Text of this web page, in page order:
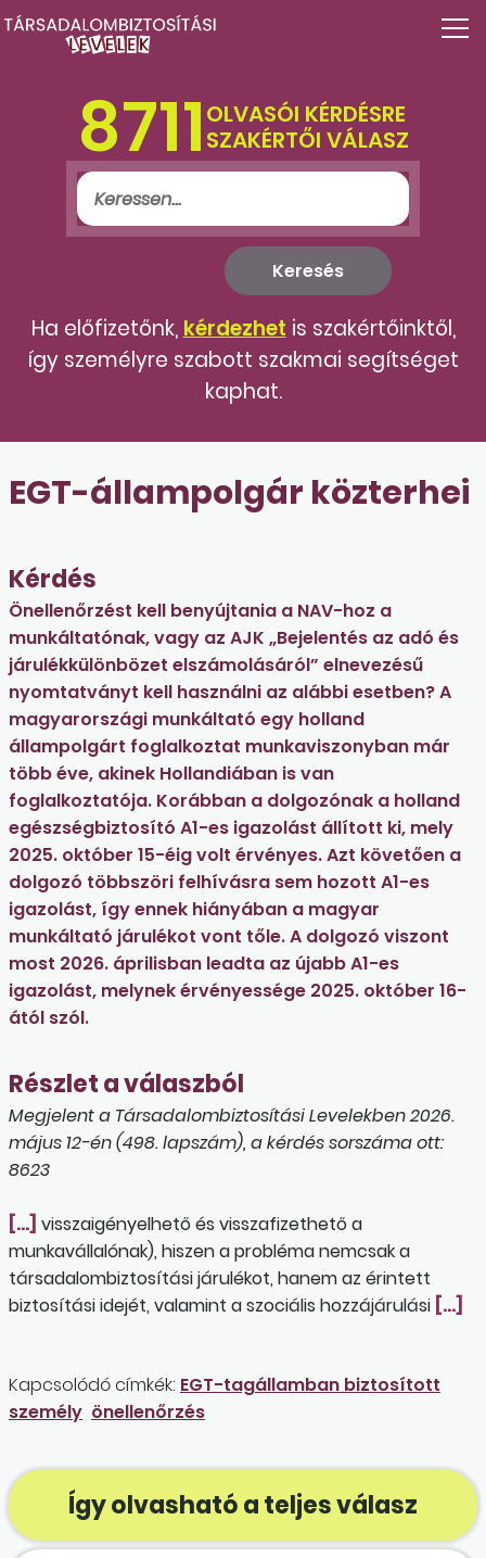
8711 OLVASÓI KÉRDÉSRE
SZAKÉRTŐI VÁLASZ
Ha előfizetőnk, kérdezhet is szakértőinktől,
így személyre szabott szakmai segítséget
kaphat.
EGT-állampolgár közterhei
Kérdés
Önellenőrzést kell benyújtania a NAV-hoz a
munkáltatónak, vagy az AJK „Bejelentés az adó és
járulékkülönbözet elszámolásáról” elnevezésű
nyomtatványt kell használni az alábbi esetben? A
magyarországi munkáltató egy holland
állampolgárt foglalkoztat munkaviszonyban már
több éve, akinek Hollandiában is van
foglalkoztatója. Korábban a dolgozónak a holland
egészségbiztosító A1-es igazolást állított ki, mely
2025. október 15-éig volt érvényes. Azt követően a
dolgozó többszöri felhívásra sem hozott A1-es
igazolást, így ennek hiányában a magyar
munkáltató járulékot vont tőle. A dolgozó viszont
most 2026. áprilisban leadta az újabb A1-es
igazolást, melynek érvényessége 2025. október 16-
ától szól.
Részlet a válaszból
Megjelent a Társadalombiztosítási Levelekben 2026.
május 12-én (498. lapszám), a kérdés sorszáma ott:
8623
[…] visszaigényelhető és visszafizethető a
munkavállalónak), hiszen a probléma nemcsak a
társadalombiztosítási járulékot, hanem az érintett
biztosítási idejét, valamint a szociális hozzájárulási […]
Kapcsolódó címkék: EGT-tagállamban biztosított
személy önellenőrzés
Így olvasható a teljes válasz